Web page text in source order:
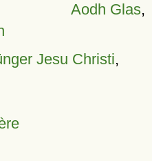
Aodh Glas,
Jesu Christi,